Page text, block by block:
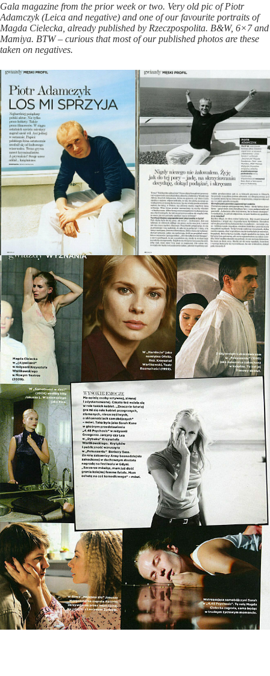
Gala magazine from the prior week or two. Very old pic of Piotr
Adamczyk (Leica and negative) and one of our favourite portraits of
Magda Cielecka, already published by Rzeczpospolita. B&W, 6×7 and
Mamiya. BTW – curious that most of our published photos are these
taken on negatives.